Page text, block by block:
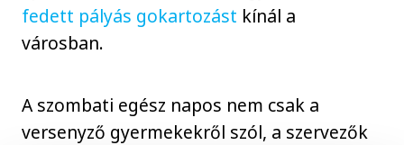
fedett pályás gokartozást kínál a
városban.
A szombati egész napos nem csak a
versenyző gyermekekről szól, a szervezők